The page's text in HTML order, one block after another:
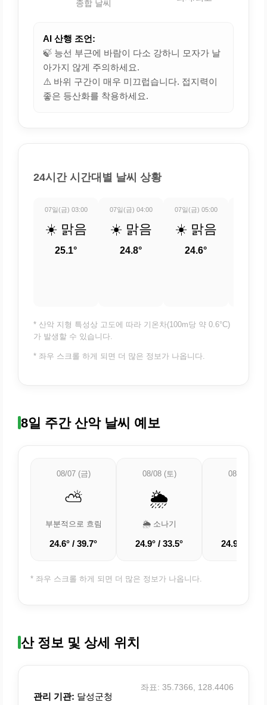
종합 날씨
AI 산행 조언:
🍃 능선 부근에 바람이 다소 강하니 모자가 날
아가지 않게 주의하세요.
⚠️ 바위 구간이 매우 미끄럽습니다. 접지력이
좋은 등산화를 착용하세요.
24시간 시간대별 날씨 상황
07일(금) 03:00
☀️ 맑음
25.1°
07일(금) 04:00
☀️ 맑음
24.8°
07일(금) 05:00
☀️ 맑음
24.6°
* 산악 지형 특성상 고도에 따라 기온차(100m당 약 0.6°C)
가 발생할 수 있습니다.
* 좌우 스크롤 하게 되면 더 많은 정보가 나옵니다.
8일 주간 산악 날씨 예보
08/07 (금)
⛅
부분적으로 흐림
24.6° / 39.7°
08/08 (토)
🌦️
🌦️ 소나기
24.9° / 33.5°
08/09 (일)
24.9° /
* 좌우 스크롤 하게 되면 더 많은 정보가 나옵니다.
산 정보 및 상세 위치
관리 기관: 달성군청
좌표: 35.7366, 128.4406